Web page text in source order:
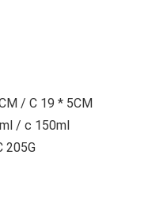
/ C 19 * 5CM
/ c 150ml
205G